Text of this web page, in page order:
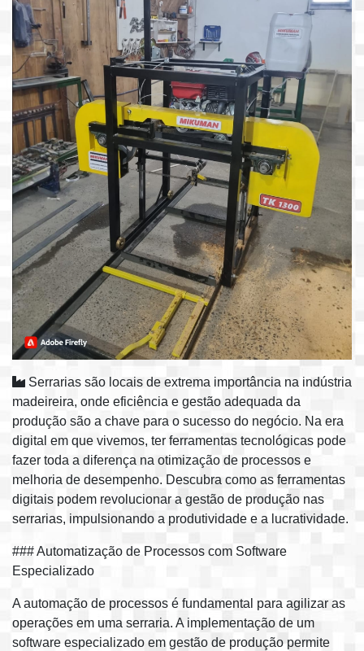
Serrarias são locais de extrema importância na indústria
madeireira, onde eficiência e gestão adequada da
produção são a chave para o sucesso do negócio. Na era
digital em que vivemos, ter ferramentas tecnológicas pode
fazer toda a diferença na otimização de processos e
melhoria de desempenho. Descubra como as ferramentas
digitais podem revolucionar a gestão de produção nas
serrarias, impulsionando a produtividade e a lucratividade.
### Automatização de Processos com Software
Especializado
A automação de processos é fundamental para agilizar as
operações em uma serraria. A implementação de um
software especializado em gestão de produção permite